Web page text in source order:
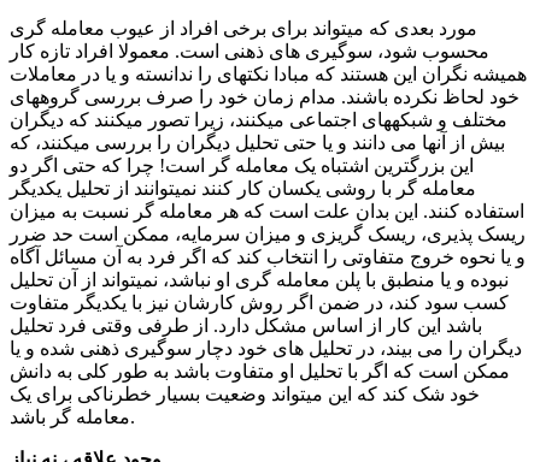
مورد بعدی که می­تواند برای برخی افراد از عیوب معامله گری
محسوب شود، سوگیری های ذهنی است. معمولا افراد تازه کار
همیشه نگران این هستند که مبادا نکته­ای را ندانسته و یا در معاملات
خود لحاظ نکرده­ باشند. مدام زمان خود را صرف بررسی گروه­های
مختلف و شبکه­های اجتماعی می­کنند، زیرا تصور می­کنند که دیگران
بیش از آنها می دانند و یا حتی تحلیل دیگران را بررسی میکنند، که
این بزرگترین اشتباه یک معامله گر است! چرا که حتی اگر دو
معامله گر با روشی یکسان کار کنند نمی­توانند از تحلیل یکدیگر
استفاده کنند. این بدان علت است که هر معامله گر نسبت به میزان
ریسک پذیری، ریسک گریزی و میزان سرمایه، ممکن است حد ضرر
و یا نحوه خروج متفاوتی را انتخاب کند که اگر فرد به آن مسائل آگاه
نبوده و یا منطبق با پلن معامله گری او نباشد، نمیتواند از آن تحلیل
کسب سود کند، در ضمن اگر روش کارشان نیز با یکدیگر متفاوت
باشد این کار از اساس مشکل دارد. از طرفی وقتی فرد تحلیل
دیگران را می بیند، در تحلیل های خود دچار سوگیری ذهنی شده و یا
ممکن است که اگر با تحلیل او متفاوت باشد به طور کلی به دانش
خود شک کند که این می­تواند وضعیت بسیار خطرناکی برای یک
معامله گر باشد.